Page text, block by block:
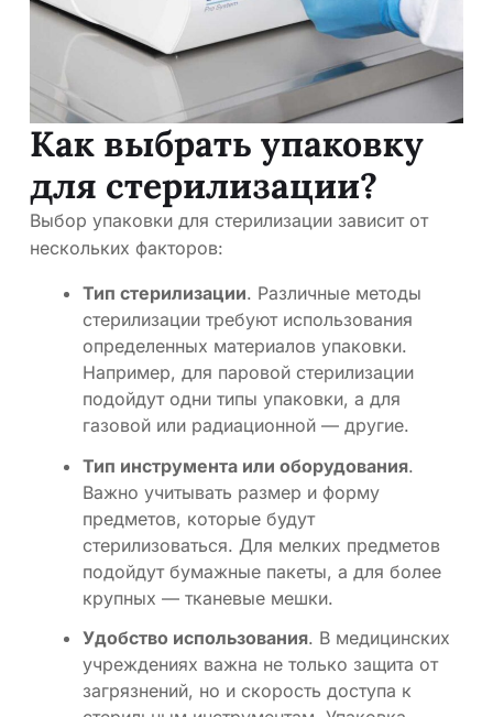
Как выбрать упаковку
для стерилизации?
Выбор упаковки для стерилизации зависит от
нескольких факторов:
Тип стерилизации. Различные методы
стерилизации требуют использования
определенных материалов упаковки.
Например, для паровой стерилизации
подойдут одни типы упаковки, а для
газовой или радиационной — другие.
Тип инструмента или оборудования.
Важно учитывать размер и форму
предметов, которые будут
стерилизоваться. Для мелких предметов
подойдут бумажные пакеты, а для более
крупных — тканевые мешки.
Удобство использования. В медицинских
учреждениях важна не только защита от
загрязнений, но и скорость доступа к